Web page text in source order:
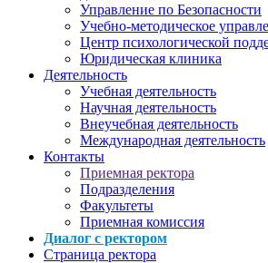
Управление по Безопасности
Учебно-методическое
Центр психологической
Юридическая клиника
Деятельность
Учебная деятельность
Научная деятельность
Внеучебная деятельность
Международная деятельность
Контакты
Приемная ректора
Подразделения
Факультеты
Приемная комиссия
Диалог с ректором
Страница ректора